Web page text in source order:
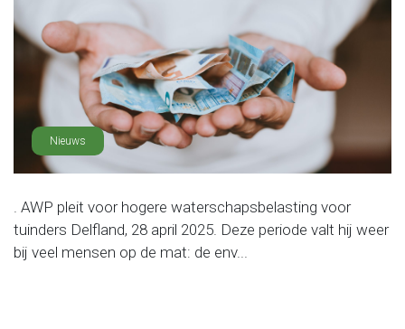
Nieuws
. AWP pleit voor hogere waterschapsbelasting voor
tuinders Delfland, 28 april 2025. Deze periode valt hij weer
bij veel mensen op de mat: de env...